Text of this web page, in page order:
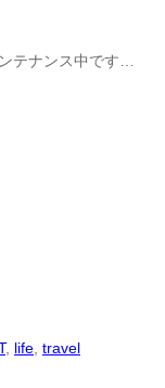
テナンス中です…
, life travel